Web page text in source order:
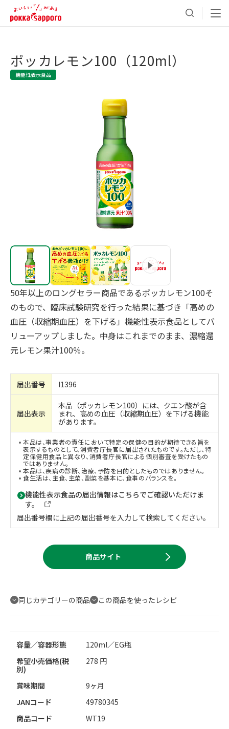
ポッカレモン100（120ml）
機能性表示食品
50年以上のロングセラー商品であるポッカレモン100そ
のもので、臨床試験研究を行った結果に基づき「高めの
血圧（収縮期血圧）を下げる」機能性表示食品としてバ
リューアップしました。中身はこれまでのまま、濃縮還
元レモン果汁100％。
届出番号 I1396
届出表示
本品（ポッカレモン100）には、クエン酸が含
まれ、高めの血圧（収縮期血圧）を下げる機能
があります。
本品は、事業者の責任において特定の保健の目的が期待できる旨を
表示するものとして、消費者庁長官に届出されたものです。ただし、特
定保健用食品と異なり、消費者庁長官による個別審査を受けたもの
ではありません。
本品は、疾病の診断、治療、予防を目的としたものではありません。
食生活は、主食、主菜、副菜を基本に、食事のバランスを。
機能性表示食品の届出情報はこちらでご確認いただけま
す。
届出番号欄に上記の届出番号を入力して検索してください。
商品サイト
同じカテゴリーの商品 この商品を使ったレシピ
容量／容器形態
120ml／EG瓶
希望小売価格(税
別)
278 円
賞味期間
9ヶ月
JANコード
49780345
商品コード
WT19